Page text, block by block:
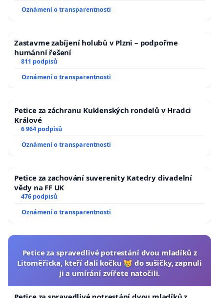
republiky
Oznámení o transparentnosti
Zastavme zabíjení holubů v Plzni – podpořme
humánní řešení
811 podpisů
Oznámení o transparentnosti
Petice za záchranu Kuklenských rondelů v Hradci
Králové
6 964 podpisů
Oznámení o transparentnosti
Petice za zachování suverenity Katedry divadelní
vědy na FF UK
476 podpisů
Oznámení o transparentnosti
Petice za spravedlivé potrestání dvou mladíků z
Litoměřicka, kteří dali kočku 😿 do sušičky, zapnuli
ji a umírání zvířete natočili.